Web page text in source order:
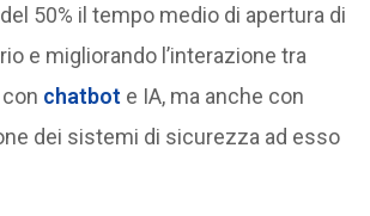
50% il tempo medio di apertura di
e migliorando l’interazione tra
chatbot e IA, ma anche con
dei sistemi di sicurezza ad esso